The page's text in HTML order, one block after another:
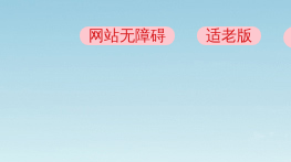
网站无障碍 适老版